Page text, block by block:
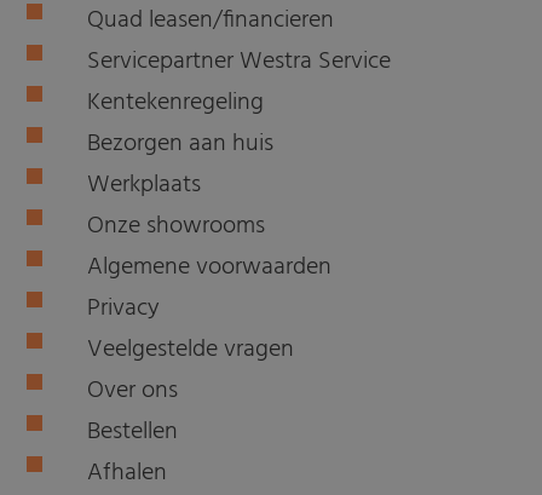
Quad leasen/financieren
Servicepartner Westra Service
Kentekenregeling
Bezorgen aan huis
Werkplaats
Onze showrooms
Algemene voorwaarden
Privacy
Veelgestelde vragen
Over ons
Bestellen
Afhalen